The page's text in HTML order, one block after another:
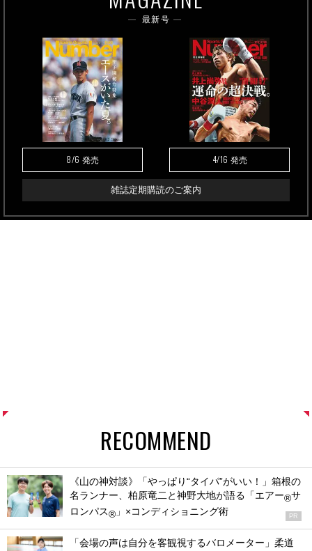
最新号
8/6 発売 4/16 発売
雑誌定期購読のご案内
RECOMMEND
《山の神対談》「やっぱり“タイパ”がいい！」箱根の
名ランナー、柏原竜二と神野大地が語る「エアー®サ
ロンパス® 」×コンディショニング術 PR
「会場の声は自分を客観視するバロメーター」柔道